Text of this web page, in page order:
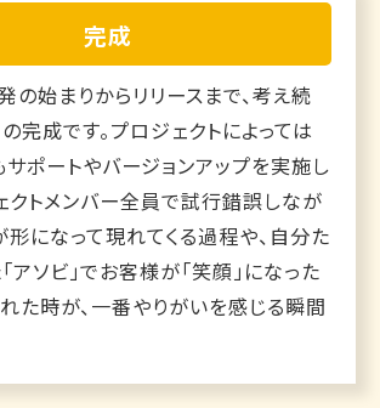
完成
の始まりからリリースまで、考え続
の完成です。プロジェクトによっては
ポートやバージョンアップを実施し
クトメンバー全員で試行錯誤しなが
形になって現れてくる過程や、自分た
アソビ」でお客様が「笑顔」になった
た時が、一番やりがいを感じる瞬間